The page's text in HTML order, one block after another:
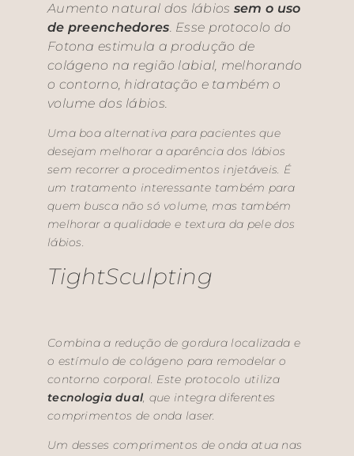
Aumento natural dos lábios sem o uso
de preenchedores . Esse protocolo do
Fotona estimula a produção de
colágeno na região labial, melhorando
o contorno, hidratação e também o
volume dos lábios.
Uma boa alternativa para pacientes que
desejam melhorar a aparência dos lábios
sem recorrer a procedimentos injetáveis. É
um tratamento interessante também para
quem busca não só volume, mas também
melhorar a qualidade e textura da pele dos
lábios.
TightSculpting
Combina a redução de gordura localizada e
o estímulo de colágeno para remodelar o
contorno corporal. Este protocolo utiliza
tecnologia dual , que integra diferentes
comprimentos de onda laser.
Um desses comprimentos de onda atua nas